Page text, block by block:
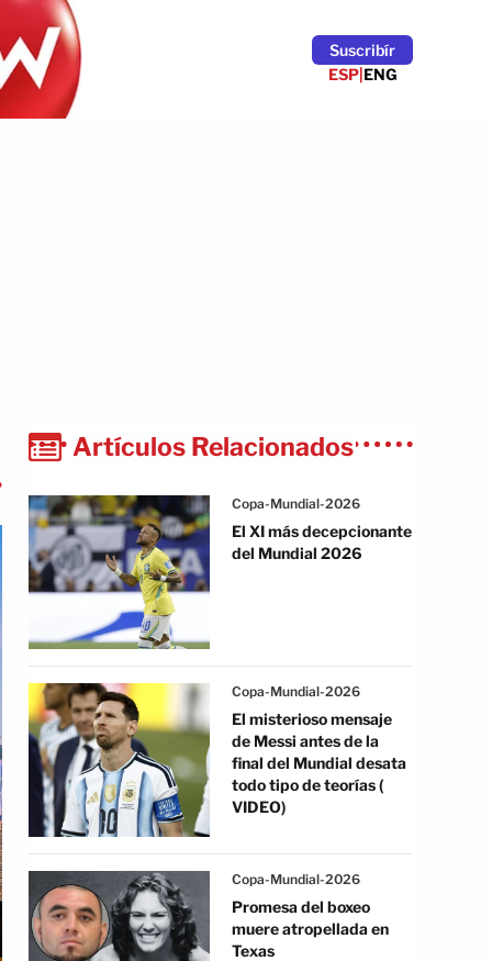
Suscribír
ESP|ENG
Artículos Relacionados
Copa-Mundial-2026
El XI más decepcionante
del Mundial 2026
Copa-Mundial-2026
El misterioso mensaje
de Messi antes de la
final del Mundial desata
todo tipo de teorías (
VIDEO)
Copa-Mundial-2026
Promesa del boxeo
muere atropellada en
Texas